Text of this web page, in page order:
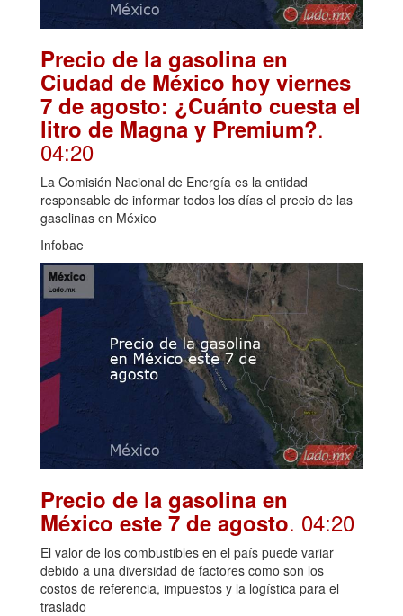
Precio de la gasolina en
Ciudad de México hoy viernes
7 de agosto: ¿Cuánto cuesta el
litro de Magna y Premium?.
04:20
La Comisión Nacional de Energía es la entidad
responsable de informar todos los días el precio de las
gasolinas en México
Infobae
Precio de la gasolina en
México este 7 de agosto. 04:20
El valor de los combustibles en el país puede variar
debido a una diversidad de factores como son los
costos de referencia, impuestos y la logística para el
traslado